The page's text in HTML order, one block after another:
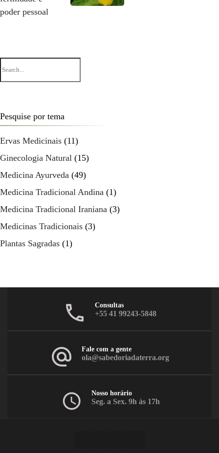
poder pessoal
for:
Pesquise por tema
Ervas Medicinais (11)
Ginecologia Natural (15)
Medicina Ayurveda (49)
Medicina Tradicional Andina (1)
Medicina Tradicional Iraniana (3)
Medicinas Tradicionais (3)
Plantas Sagradas (1)
Consultas
+55 41 99243-5848
Fale com a gente
ola@sabedoriadaterra.org
Nosso horário
Seg. a Sex. 9h às 17h